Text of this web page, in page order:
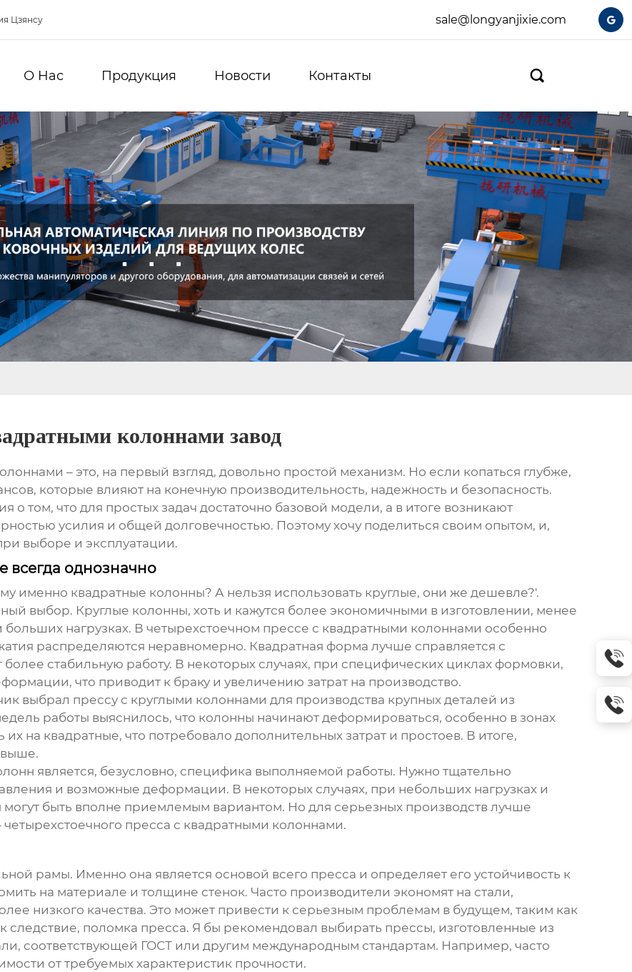
Цзянсу sale@longyanjixie.com 
О Hас Продукция Новости Контакты 
колоннами завод
– это, на первый взгляд, довольно простой механизм. Но если копаться глубже,
которые влияют на конечную производительность, надежность и безопасность.
о том, что для простых задач достаточно базовой модели, а в итоге возникают
усилия и общей долговечностью. Поэтому хочу поделиться своим опытом, и,
выборе и эксплуатации.
всегда однозначно
именно квадратные колонны? А нельзя использовать круглые, они же дешевле?'.
выбор. Круглые колонны, хоть и кажутся более экономичными в изготовлении, менее
нагрузках. В четырехстоечном прессе с квадратными колоннами особенно
распределяются неравномерно. Квадратная форма лучше справляется с
стабильную работу. В некоторых случаях, при специфических циклах формовки,
что приводит к браку и увеличению затрат на производство.
выбрал прессу с круглыми колоннами для производства крупных деталей из
работы выяснилось, что колонны начинают деформироваться, особенно в зонах
на квадратные, что потребовало дополнительных затрат и простоев. В итоге,
выше.
является, безусловно, специфика выполняемой работы. Нужно тщательно
и возможные деформации. В некоторых случаях, при небольших нагрузках и
быть вполне приемлемым вариантом. Но для серьезных производств лучше
четырехстоечного пресса с квадратными колоннами.
рамы. Именно она является основой всего пресса и определяет его устойчивость к
на материале и толщине стенок. Часто производители экономят на стали,
низкого качества. Это может привести к серьезным проблемам в будущем, таким как
поломка пресса. Я бы рекомендовал выбирать прессы, изготовленные из
соответствующей ГОСТ или другим международным стандартам. Например, часто
от требуемых характеристик прочности.